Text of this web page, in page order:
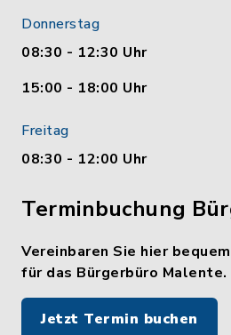
Donnerstag
08:30 - 12:30 Uhr
15:00 - 18:00 Uhr
Freitag
08:30 - 12:00 Uhr
Terminbuchung
Vereinbaren Sie hier
für das Bürgerbüro Malente.
Jetzt Termin buchen